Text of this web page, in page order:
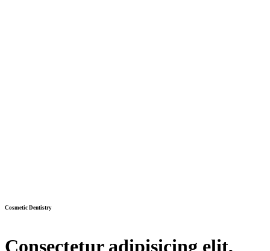
Cosmetic Dentistry
Consectetur adipisicing elit,